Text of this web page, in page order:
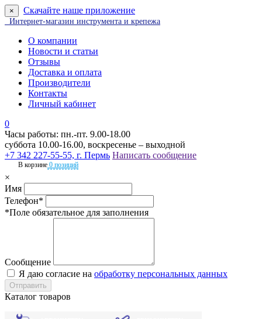
× Скачайте наше приложение
Интернет-магазин инструмента и крепежа
О компании
Новости и статьи
Отзывы
Доставка и оплата
Производители
Контакты
Личный кабинет
0
Часы работы: пн.-пт. 9.00-18.00
суббота 10.00-16.00, воскресенье – выходной
+7 342 227-55-55, г. Пермь Написать сообщение
В корзине 0 позиций
×
Имя
Телефон*
*Поле обязательное для заполнения
Сообщение
Я даю согласие на обработку персональных данных
Каталог товаров